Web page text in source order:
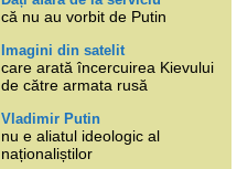
că nu au vorbit de Putin
Imagini din satelit
care arată încercuirea Kievului
de către armata rusă
Vladimir Putin
nu e aliatul ideologic al
naționaliștilor